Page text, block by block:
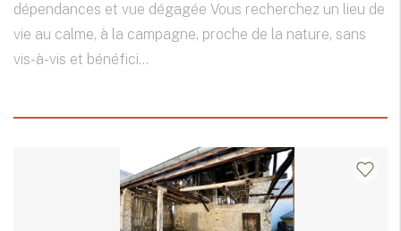
dépendances et vue dégagée Vous recherchez un lieu de
vie au calme, à la campagne, proche de la nature, sans
vis-à-vis et bénéfici...